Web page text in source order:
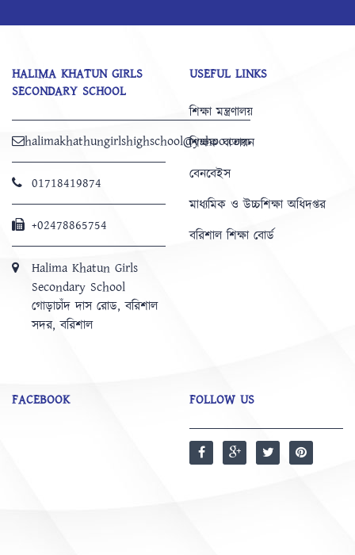
HALIMA KHATUN GIRLS
SECONDARY SCHOOL
halimakhathungirlshighschool@yahoo.com
01718419874
+02478865754
Halima Khatun Girls
Secondary School
গোড়াচাঁদ দাস রোড, বরিশাল
সদর, বরিশাল
USEFUL LINKS
শিক্ষা মন্ত্রণালয়
শিক্ষক বাতায়ন
বেনবেইস
মাধ্যমিক ও উচ্চশিক্ষা অধিদপ্তর
বরিশাল শিক্ষা বোর্ড
FACEBOOK FOLLOW US